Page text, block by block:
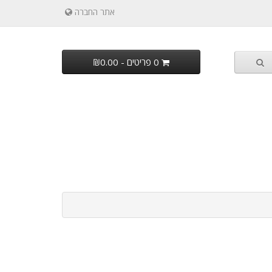
אתר החברה
0 פריטים - ₪0.00